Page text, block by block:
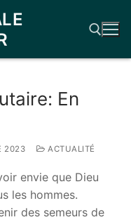
En
2023 ACTUALITÉ
envie que Dieu
les hommes.
des semeurs de